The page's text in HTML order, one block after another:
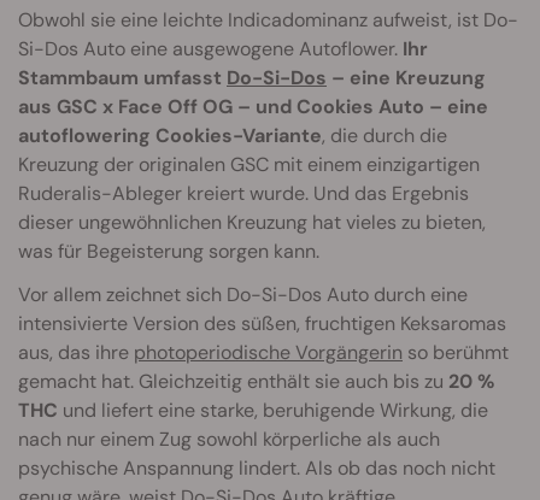
Obwohl sie eine leichte Indicadominanz aufweist, ist Do-
Si-Dos Auto eine ausgewogene Autoflower. Ihr
Stammbaum umfasst Do-Si-Dos – eine Kreuzung
aus GSC x Face Off OG – und Cookies Auto – eine
autoflowering Cookies-Variante, die durch die
Kreuzung der originalen GSC mit einem einzigartigen
Ruderalis-Ableger kreiert wurde. Und das Ergebnis
dieser ungewöhnlichen Kreuzung hat vieles zu bieten,
was für Begeisterung sorgen kann.
Vor allem zeichnet sich Do-Si-Dos Auto durch eine
intensivierte Version des süßen, fruchtigen Keksaromas
aus, das ihre photoperiodische Vorgängerin so berühmt
gemacht hat. Gleichzeitig enthält sie auch bis zu 20 %
THC und liefert eine starke, beruhigende Wirkung, die
nach nur einem Zug sowohl körperliche als auch
psychische Anspannung lindert. Als ob das noch nicht